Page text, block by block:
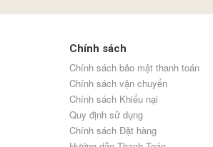
Chính sách
Chính sách bảo mật thanh toán
Chính sách vận chuyển
Chính sách Khiếu nại
Quy định sử dụng
Chính sách Đặt hàng